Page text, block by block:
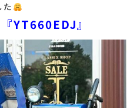
た
YT660EDJ』